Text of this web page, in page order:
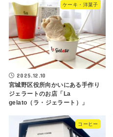
ケーキ・洋菓子
2025.12.10
宮城野区役所向かいにある手作り
ジェラートのお店「La
gelato（ラ・ジェラート）」
コーヒー